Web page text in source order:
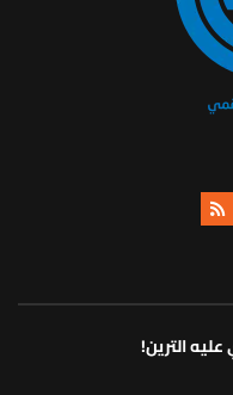
الترين!